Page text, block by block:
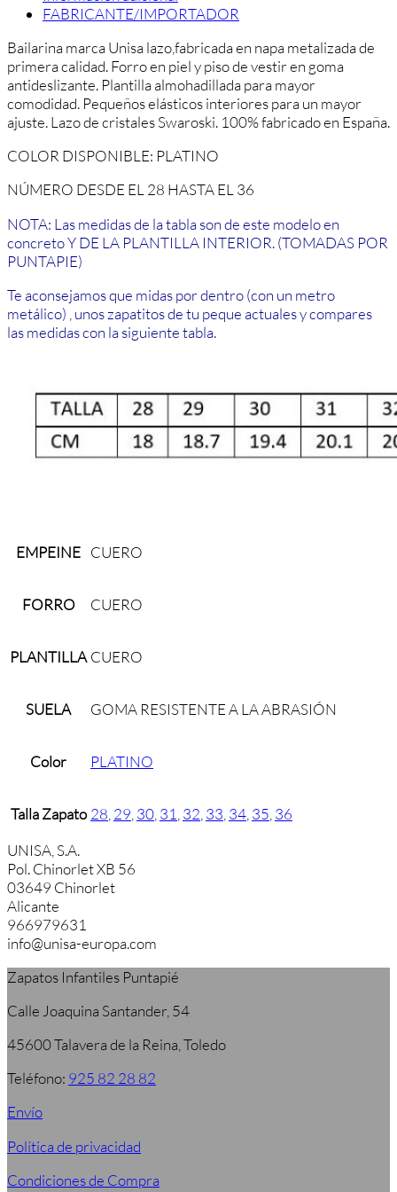
FABRICANTE/IMPORTADOR
Bailarina marca Unisa lazo,fabricada en napa metalizada de
primera calidad. Forro en piel y piso de vestir en goma
antideslizante. Plantilla almohadillada para mayor
comodidad. Pequeños elásticos interiores para un mayor
ajuste. Lazo de cristales Swaroski. 100% fabricado en España.
COLOR DISPONIBLE: PLATINO
NÚMERO DESDE EL 28 HASTA EL 36
NOTA: Las medidas de la tabla son de este modelo en
concretoY DE LA PLANTILLA INTERIOR. (TOMADAS POR
PUNTAPIE)
Te aconsejamos que midas por dentro (con un metro
metálico) , unos zapatitos de tu peque actuales y compares
las medidas con la siguiente tabla.
EMPEINE CUERO
FORRO CUERO
PLANTILLA CUERO
SUELA GOMA RESISTENTE A LA ABRASIÓN
Color PLATINO
Talla Zapato 28 29 30 31 32 33 34 35 36
UNISA, S.A.
Pol. Chinorlet XB 56
03649 Chinorlet
Alicante
966979631
info@unisa-europa.com
Zapatos Infantiles Puntapié
Calle Joaquina Santander, 54
45600 Talavera de la Reina, Toledo
Teléfono: 925 82 28 82
Envío
Política de privacidad
Condiciones de Compra